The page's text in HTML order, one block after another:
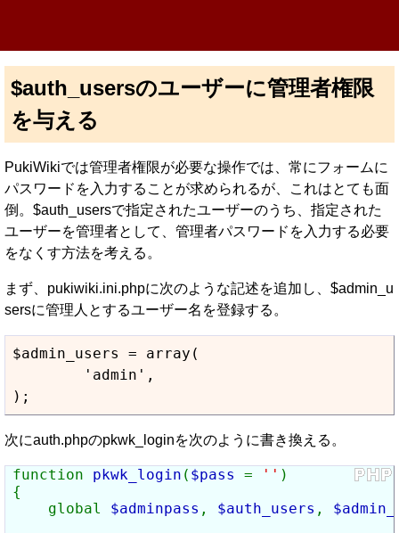
$auth_usersのユーザーに管理者権限
を与える
PukiWikiでは管理者権限が必要な操作では、常にフォームに
パスワードを入力することが求められるが、これはとても面
倒。$auth_usersで指定されたユーザーのうち、指定された
ユーザーを管理者として、管理者パスワードを入力する必要
をなくす方法を考える。
まず、pukiwiki.ini.phpに次のような記述を追加し、$admin_u
sersに管理人とするユーザー名を登録する。
$admin_users = array(
);
次にauth.phpのpkwk_loginを次のように書き換える。
function pkwk_login ( $pass = '' )
{
    global
$adminpass , $auth_users ,